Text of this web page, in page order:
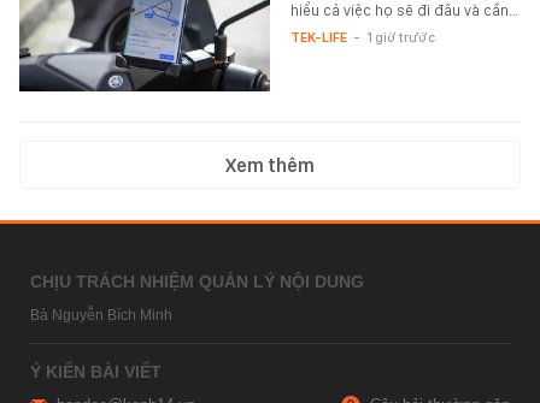
hiểu cả việc họ sẽ đi đâu và cần…
TEK-LIFE - 1 giờ trước
Xem thêm
CHỊU TRÁCH NHIỆM QUẢN LÝ NỘI DUNG
Bà Nguyễn Bích Minh
Ý KIẾN BÀI VIẾT